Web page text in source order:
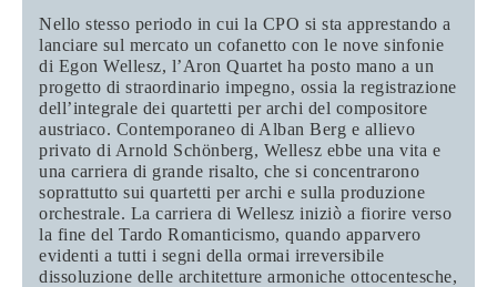
Nello stesso periodo in cui la CPO si sta apprestando a
lanciare sul mercato un cofanetto con le nove sinfonie
di Egon Wellesz, l’Aron Quartet ha posto mano a un
progetto di straordinario impegno, ossia la registrazione
dell’integrale dei quartetti per archi del compositore
austriaco. Contemporaneo di Alban Berg e allievo
privato di Arnold Schönberg, Wellesz ebbe una vita e
una carriera di grande risalto, che si concentrarono
soprattutto sui quartetti per archi e sulla produzione
orchestrale. La carriera di Wellesz iniziò a fiorire verso
la fine del Tardo Romanticismo, quando apparvero
evidenti a tutti i segni della ormai irreversibile
dissoluzione delle architetture armoniche ottocentesche,